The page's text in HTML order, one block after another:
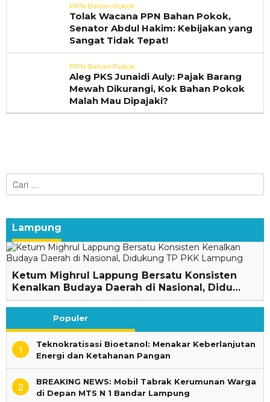
PPN Bahan Pokok
Tolak Wacana PPN Bahan Pokok,
Senator Abdul Hakim: Kebijakan yang
Sangat Tidak Tepat!
PPN Bahan Pokok
Aleg PKS Junaidi Auly: Pajak Barang
Mewah Dikurangi, Kok Bahan Pokok
Malah Mau Dipajaki?
Cari
untuk:
Lampung
Ketum Mighrul Lappung Bersatu Konsisten
Kenalkan Budaya Daerah di Nasional, Didu…
Populer
1
Teknokratisasi Bioetanol: Menakar Keberlanjutan
Energi dan Ketahanan Pangan
2
BREAKING NEWS: Mobil Tabrak Kerumunan Warga
di Depan MTS N 1 Bandar Lampung